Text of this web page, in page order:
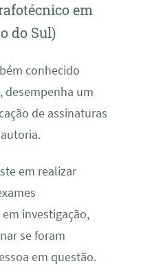
em
do Sul)
conhecido
desempenha um
de assinaturas
em realizar
investigação,
se foram
em questão.